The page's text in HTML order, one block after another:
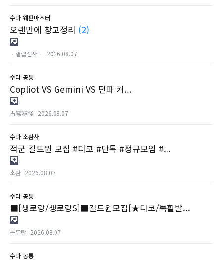
수다 웨펀마스터
오랜만에 창고정리 (2)
ㆍ열렙전사ㆍ 2026.08.07
수다 공통
Copliot VS Gemini VS 던파 커...
古靈精怪 2026.08.07
수다 소환사
적군 길드원 모집 #디코 #단톡 #정규모임 #...
소환 2026.08.07
수다 공통
■[생로랑/생로랑S]■길드원모집[★디코/톡활발...
콥듀란 2026.08.07
수다 공통